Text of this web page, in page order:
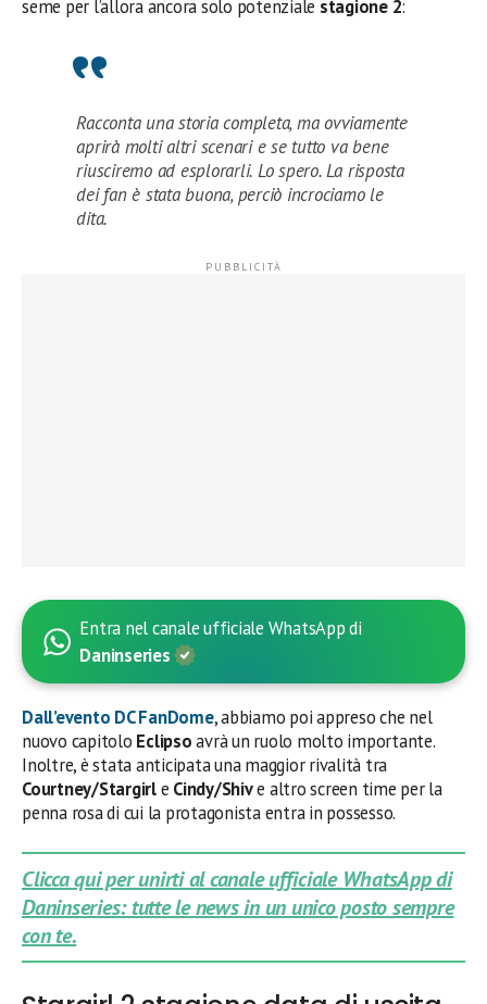
seme per l’allora ancora solo potenziale stagione 2:
Racconta una storia completa, ma ovviamente
aprirà molti altri scenari e se tutto va bene
riusciremo ad esplorarli. Lo spero. La risposta
dei fan è stata buona, perciò incrociamo le
dita.
Entra nel canale ufficiale WhatsApp di
Daninseries
Dall’evento DC FanDome, abbiamo poi appreso che nel
nuovo capitolo Eclipsoavrà un ruolo molto importante.
Inoltre, è stata anticipata una maggior rivalità tra
Courtney/Stargirle Cindy/Shive altro screen time per la
penna rosa di cui la protagonista entra in possesso.
Clicca qui per unirti al canale ufficiale WhatsApp di
Daninseries: tutte le news in un unico posto sempre
con te.